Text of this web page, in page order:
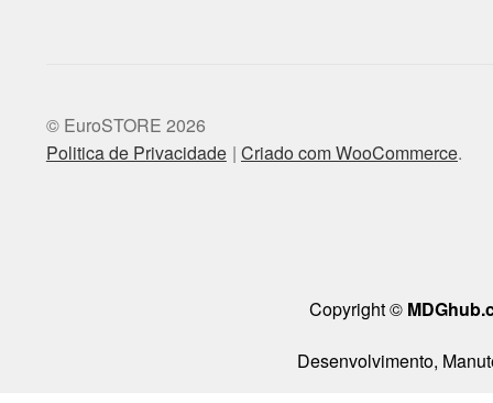
© EuroSTORE 2026
Politica de Privacidade Criado com WooCommerce.
Copyright ©
Desenvolvimento,